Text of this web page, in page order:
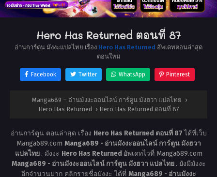
Hero Has Returned ตอนที่ 87
อ่านการ์ตูน มังงะแปลไทย เรื่อง Hero Has Returned อัพเดทตอนล่าสุด
ตอนใหม่
Facebook Twitter WhatsApp Pinterest
Manga689 – อ่านมังงะออนไลน์ การ์ตูน มังฮวา แปลไทย ›
Hero Has Returned › Hero Has Returned ตอนที่ 87
อ่านการ์ตูน ตอนล่าสุด เรื่อง Hero Has Returned ตอนที่ 87ได้ที่เว็บ
Manga689.com Manga689 - อ่านมังงะออนไลน์ การ์ตูน มังฮวา
แปลไทย . มังงะ Hero Has Returned อัพเดทไวที่ Manga689.com
Manga689 - อ่านมังงะออนไลน์ การ์ตูน มังฮวา แปลไทย . ยังมีมังงะ
อีกจำนวนมาก คลิกรายชื่อมังงะ ได้ที่ Manga689 - อ่านมังงะ